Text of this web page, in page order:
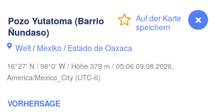
Pozo Yutatoma (Barrio
Ñundaso)
Welt/Mexiko /Estado de Oaxaca
16°27' N / 98°0' W / Höhe 379 m / 05:06 09.08.2026,
America/Mexico_City (UTC-6)
VORHERSAGE
León
San Luis Potosí
H